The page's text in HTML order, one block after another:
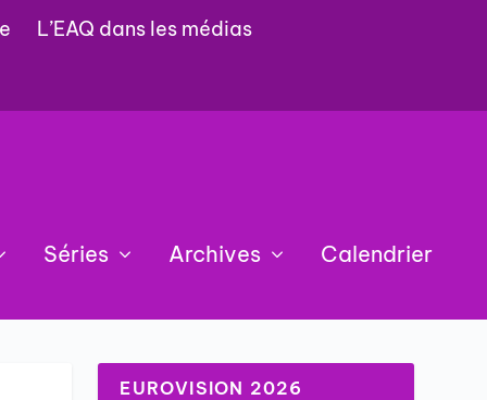
L’EAQ dans les médias
Séries Archives Calendrier
EUROVISION 2026